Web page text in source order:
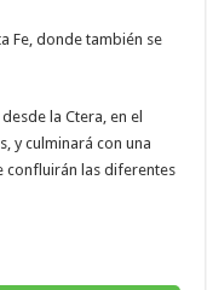
Fe, donde también se
la Ctera, en el
y culminará con una
confluirán las diferentes